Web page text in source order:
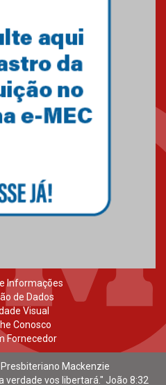
Informações
de Dados
Visual
Conosco
Fornecedor
Mackenzie
verdade vos libertará." João 8:32